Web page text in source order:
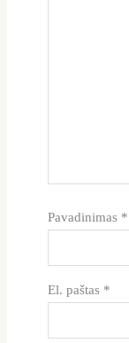
Pavadinimas *
El. paštas *